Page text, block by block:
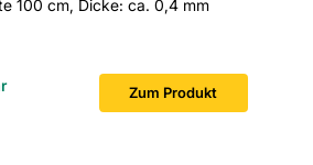
100 cm, Dicke: ca. 0,4 mm
Zum Produkt